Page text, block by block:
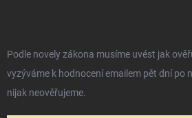
Podle novely zákona musíme uvést jak
vyzýváme k hodnocení emailem pět dní po
nijak neověřujeme.